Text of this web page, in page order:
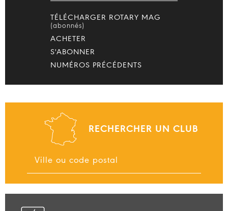
TÉLÉCHARGER ROTARY MAG
(abonnés)
ACHETER
S'ABONNER
NUMÉROS PRÉCÉDENTS
RECHERCHER UN CLUB